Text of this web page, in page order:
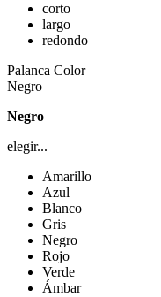
corto
largo
redondo
Palanca Color
Negro
Negro
elegir...
Amarillo
Azul
Blanco
Gris
Negro
Rojo
Verde
Ámbar